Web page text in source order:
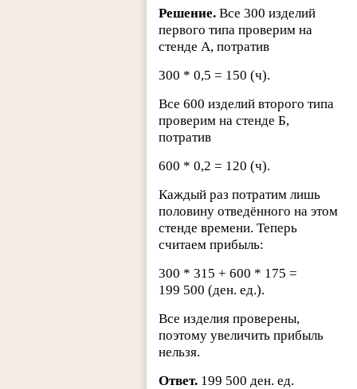
Решение.Все 300 изделий
первого типа проверим на
стенде А, потратив
300 * 0,5 = 150 (ч).
Все 600 изделий второго типа
проверим на стенде Б,
потратив
600 * 0,2 = 120 (ч).
Каждый раз потратим лишь
половину отведённого на этом
стенде времени. Теперь
считаем прибыль:
300 * 315 + 600 * 175 =
199 500 (ден. ед.).
Все изделия проверены,
поэтому увеличить прибыль
нельзя.
Ответ. 199 500 ден. ед.